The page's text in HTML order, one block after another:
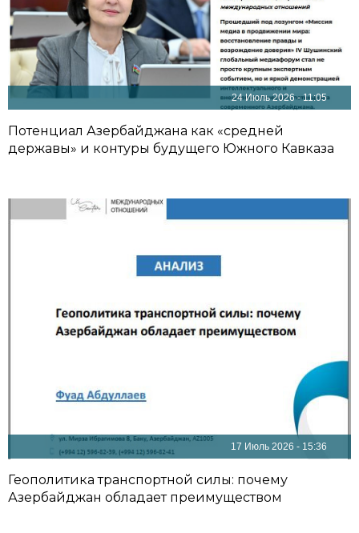
24 Июль 2026 - 11:05
Потенциал Азербайджана как «средней
державы» и контуры будущего Южного Кавказа
17 Июль 2026 - 15:36
Геополитика транспортной силы: почему
Азербайджан обладает преимуществом